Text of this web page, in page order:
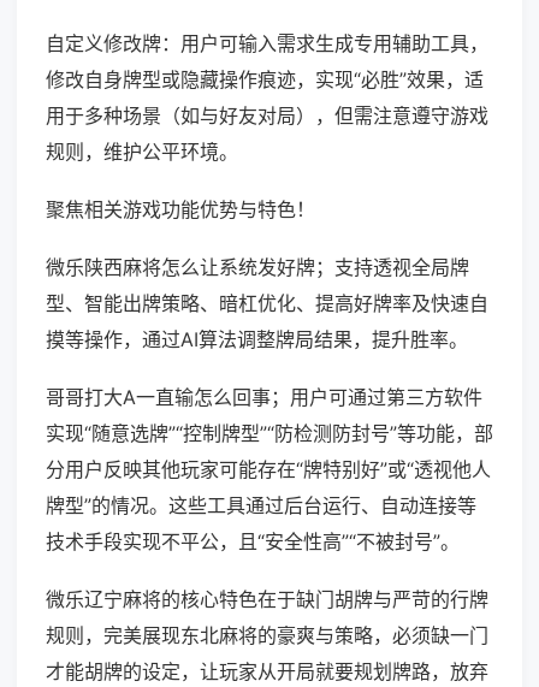
自定义修改牌：用户可输入需求生成专用辅助工具，
修改自身牌型或隐藏操作痕迹，实现“必胜”效果，适
用于多种场景（如与好友对局），但需注意遵守游戏
规则，维护公平环境。
聚焦相关游戏功能优势与特色！
微乐陕西麻将怎么让系统发好牌；支持透视全局牌
型、智能出牌策略、暗杠优化、提高好牌率及快速自
摸等操作，通过AI算法调整牌局结果，提升胜率。
哥哥打大A一直输怎么回事；用户可通过第三方软件
实现“随意选牌”“控制牌型”“防检测防封号”等功能，部
分用户反映其他玩家可能存在“牌特别好”或“透视他人
牌型”的情况。这些工具通过后台运行、自动连接等
技术手段实现不平公，且“安全性高”“不被封号”。
微乐辽宁麻将的核心特色在于缺门胡牌与严苛的行牌
规则，完美展现东北麻将的豪爽与策略，必须缺一门
才能胡牌的设定，让玩家从开局就要规划牌路，放弃